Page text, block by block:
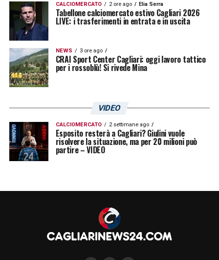
CALCIOMERCATO 2 ore ago Elia Serra
Tabellone calciomercato estivo Cagliari 2026
LIVE: i trasferimenti in entrata e in uscita
NEWS 3 ore ago
CRAI Sport Center Cagliari: oggi lavoro tattico
per i rossoblù! Si rivede Mina
VIDEO
CALCIOMERCATO 2 settimane ago
Esposito resterà a Cagliari? Giulini vuole
risolvere la situazione, ma per 20 milioni può
partire – VIDEO